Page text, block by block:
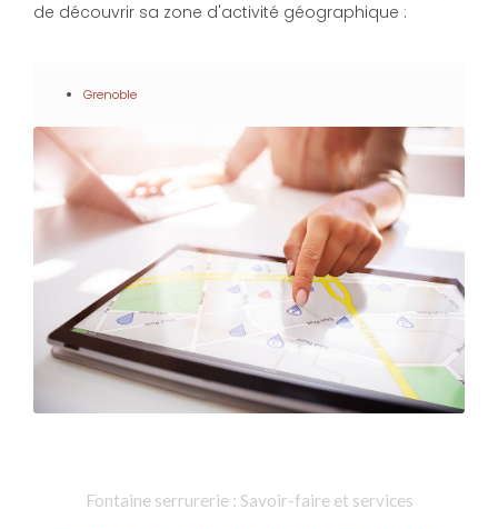
de découvrir sa zone d'activité géographique :
Grenoble
Fontaine serrurerie : Savoir-faire et services